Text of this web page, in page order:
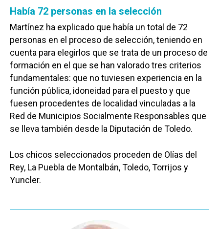
Había 72 personas en la selección
Martínez ha explicado que había un total de 72
personas en el proceso de selección, teniendo en
cuenta para elegirlos que se trata de un proceso de
formación en el que se han valorado tres criterios
fundamentales: que no tuviesen experiencia en la
función pública, idoneidad para el puesto y que
fuesen procedentes de localidad vinculadas a la
Red de Municipios Socialmente Responsables que
se lleva también desde la Diputación de Toledo.
Los chicos seleccionados proceden de Olías del
Rey, La Puebla de Montalbán, Toledo, Torrijos y
Yuncler.